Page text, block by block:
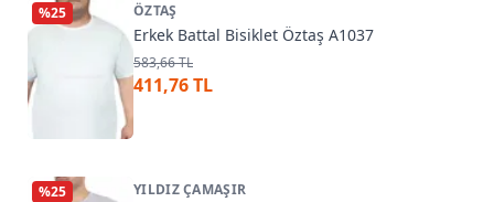
%25 ÖZTAŞ
Erkek Battal Bisiklet Öztaş A1037
583,66 TL
411,76 TL
%25 YILDIZ ÇAMAŞIR